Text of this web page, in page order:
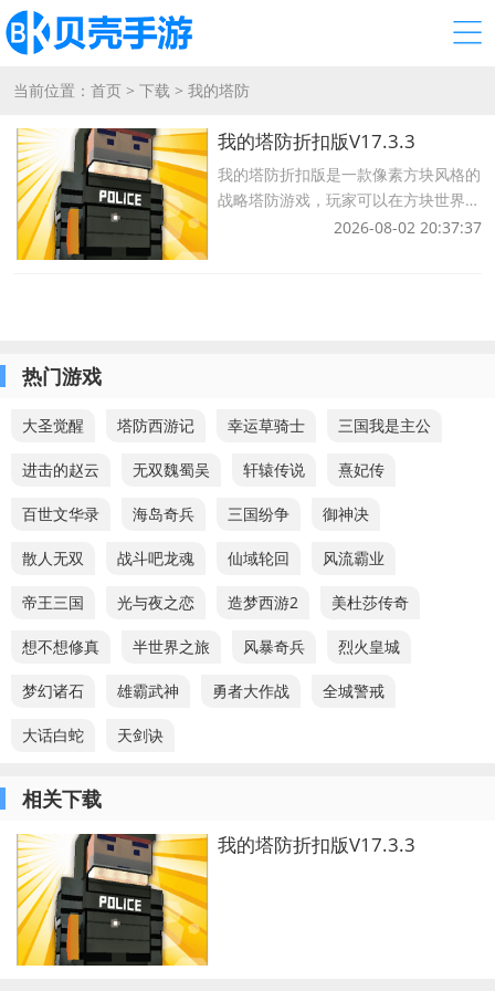
当前位置： 首页> 下载 > 我的塔防
我的塔防折扣版V17.3.3
我的塔防折扣版是一款像素方块风格的
战略塔防游戏，玩家可以在方块世界中
自由冒险，使用各种防御单位来抵抗敌
2026-08-02 20:37:37
热门游戏
大圣觉醒 塔防西游记 幸运草骑士 三国我是主公
进击的赵云 无双魏蜀吴 轩辕传说 熹妃传
百世文华录 海岛奇兵 三国纷争 御神决
散人无双 战斗吧龙魂 仙域轮回 风流霸业
帝王三国 光与夜之恋 造梦西游2 美杜莎传奇
想不想修真 半世界之旅 风暴奇兵 烈火皇城
梦幻诸石 雄霸武神 勇者大作战 全城警戒
大话白蛇 天剑诀
相关下载
我的塔防折扣版V17.3.3